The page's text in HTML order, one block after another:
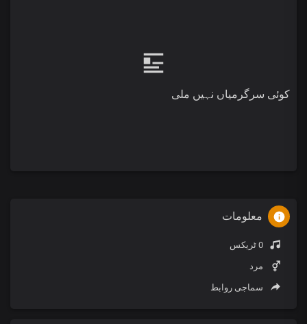
کوئی سرگرمیاں نہیں ملی
معلومات
مرد
سماجی روابط